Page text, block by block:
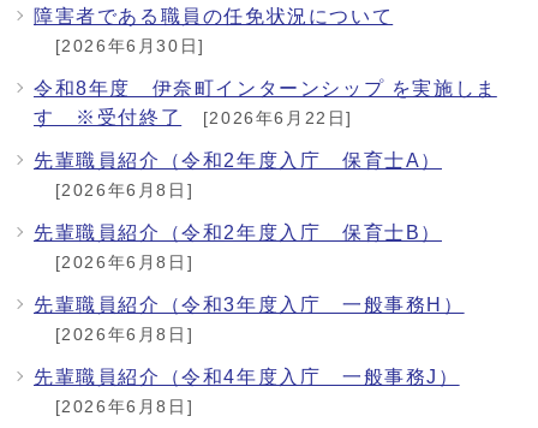
障害者である職員の任免状況について
[2026年6月30日]
令和8年度 伊奈町インターンシップ を実施しま
す ※受付終了
[2026年6月22日]
先輩職員紹介（令和2年度入庁 保育士A）
[2026年6月8日]
先輩職員紹介（令和2年度入庁 保育士B）
[2026年6月8日]
先輩職員紹介（令和3年度入庁 一般事務H）
[2026年6月8日]
先輩職員紹介（令和4年度入庁 一般事務J）
[2026年6月8日]